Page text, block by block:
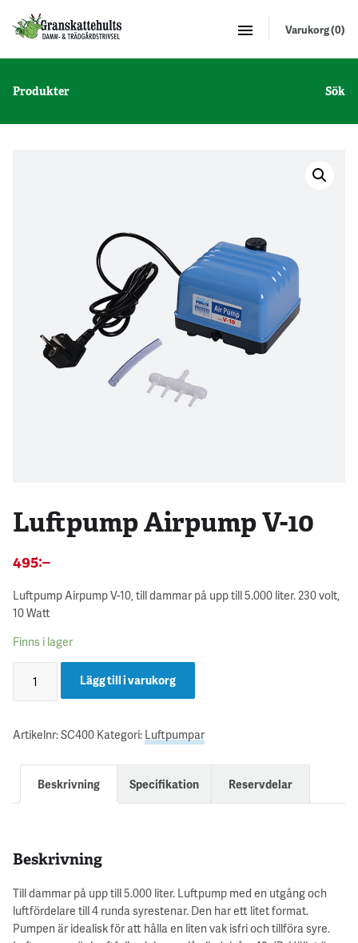
Varukorg (0)
Produkter Sök
Luftpump Airpump V-10
495:–
Luftpump Airpump V-10, till dammar på upp till 5.000 liter. 230 volt,
10 Watt
Finns i lager
Lägg till i varukorg
Artikelnr:SC400 Kategori: Luftpumpar
Beskrivning Specifikation Reservdelar
Beskrivning
Till dammar på upp till 5.000 liter. Luftpump med en utgång och
luftfördelare till 4 runda syrestenar. Den har ett litet format.
Pumpen är idealisk för att hålla en liten vak isfri och tillföra syre.